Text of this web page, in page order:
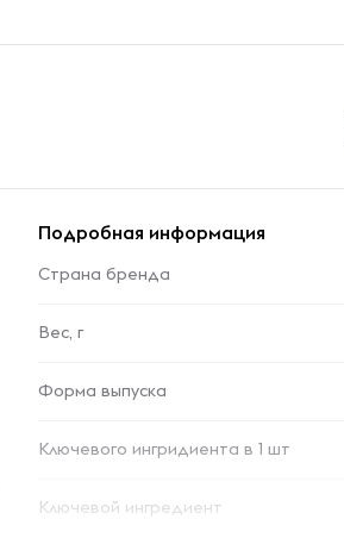
Подробная информация
Страна бренда
Вес, г
Форма выпуска
Ключевого ингридиента в 1 шт
Ключевой ингредиент